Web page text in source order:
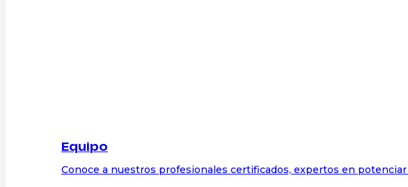
Equipo
Conoce a nuestros profesionales certificados, expertos en